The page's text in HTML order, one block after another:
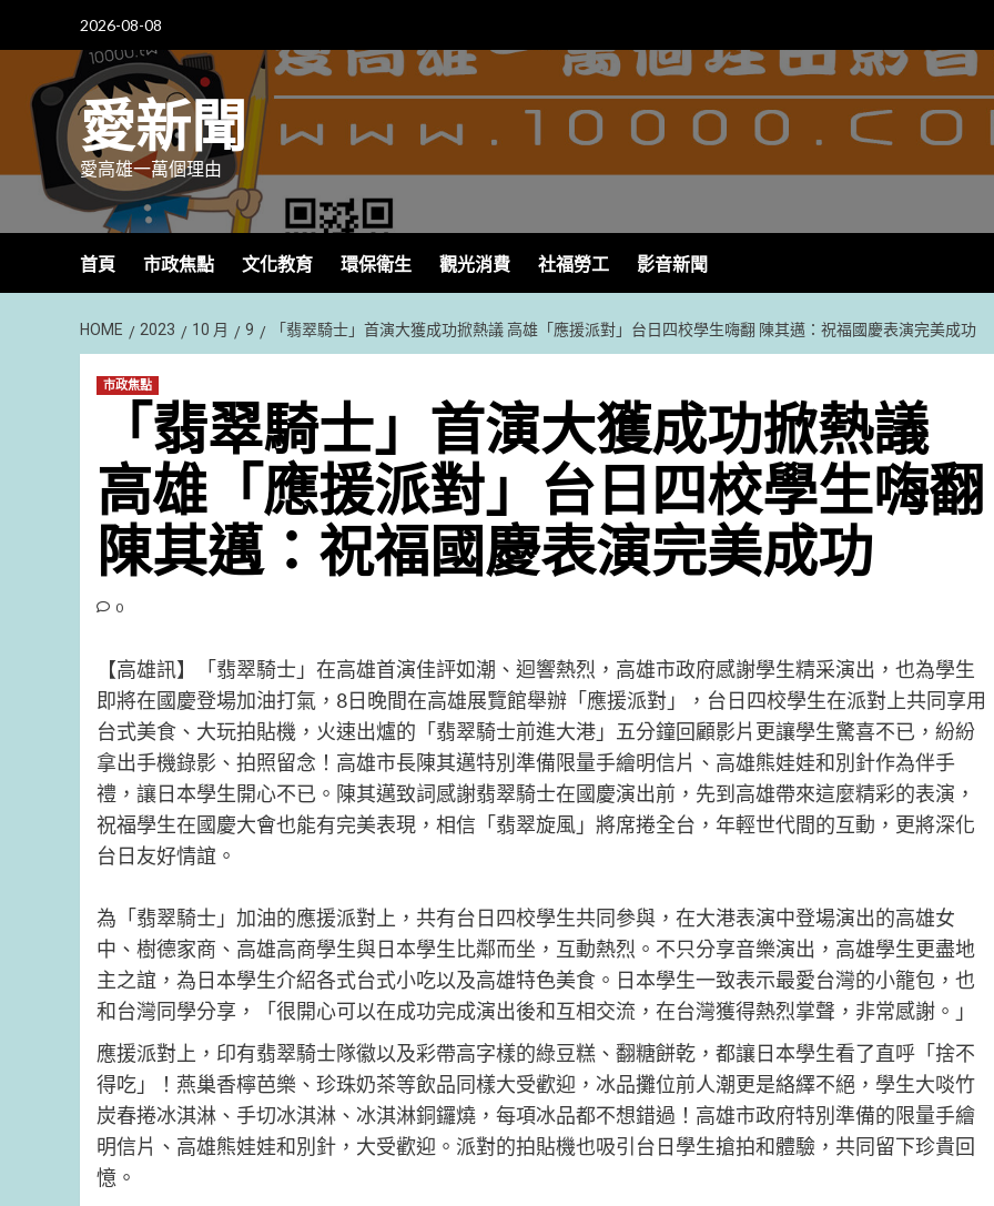
2026-08-08
愛新聞
愛高雄一萬個理由
首頁 市政焦點 文化教育 環保衛生 觀光消費 社福勞工 影音新聞
HOME 2023 10 月 9 「翡翠騎士」首演大獲成功掀熱議 高雄「應援派對」台日四校學生嗨翻 陳其邁：祝福國慶表演完美成功
市政焦點
「翡翠騎士」首演大獲成功掀熱議
高雄「應援派對」台日四校學生嗨翻
陳其邁：祝福國慶表演完美成功
0
【高雄訊】「翡翠騎士」在高雄首演佳評如潮、迴響熱烈，高雄市政府感謝學生精采演出，也為學生
即將在國慶登場加油打氣，8日晚間在高雄展覽館舉辦「應援派對」，台日四校學生在派對上共同享用
台式美食、大玩拍貼機，火速出爐的「翡翠騎士前進大港」五分鐘回顧影片更讓學生驚喜不已，紛紛
拿出手機錄影、拍照留念！高雄市長陳其邁特別準備限量手繪明信片、高雄熊娃娃和別針作為伴手
禮，讓日本學生開心不已。陳其邁致詞感謝翡翠騎士在國慶演出前，先到高雄帶來這麼精彩的表演，
祝福學生在國慶大會也能有完美表現，相信「翡翠旋風」將席捲全台，年輕世代間的互動，更將深化
台日友好情誼。
為「翡翠騎士」加油的應援派對上，共有台日四校學生共同參與，在大港表演中登場演出的高雄女
中、樹德家商、高雄高商學生與日本學生比鄰而坐，互動熱烈。不只分享音樂演出，高雄學生更盡地
主之誼，為日本學生介紹各式台式小吃以及高雄特色美食。日本學生一致表示最愛台灣的小籠包，也
和台灣同學分享，「很開心可以在成功完成演出後和互相交流，在台灣獲得熱烈掌聲，非常感謝。」
應援派對上，印有翡翠騎士隊徽以及彩帶高字樣的綠豆糕、翻糖餅乾，都讓日本學生看了直呼「捨不
得吃」！燕巢香檸芭樂、珍珠奶茶等飲品同樣大受歡迎，冰品攤位前人潮更是絡繹不絕，學生大啖竹
炭春捲冰淇淋、手切冰淇淋、冰淇淋銅鑼燒，每項冰品都不想錯過！高雄市政府特別準備的限量手繪
明信片、高雄熊娃娃和別針，大受歡迎。派對的拍貼機也吸引台日學生搶拍和體驗，共同留下珍貴回
憶。